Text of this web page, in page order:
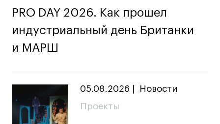
Fashion Summer
Проект с Microsoft
Подобрать программу
Войти в кампус
PRO DAY 2026. Как прошел
индустриальный день Британки
и МАРШ
05.08.2026 Новости
Проекты